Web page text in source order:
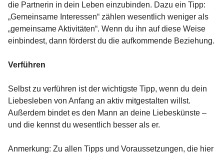
die Partnerin in dein Leben einzubinden. Dazu ein Tipp:
„Gemeinsame Interessen“ zählen wesentlich weniger als
„gemeinsame Aktivitäten“. Wenn du ihn auf diese Weise
einbindest, dann förderst du die aufkommende Beziehung.
Verführen
Selbst zu verführen ist der wichtigste Tipp, wenn du dein
Liebesleben von Anfang an aktiv mitgestalten willst.
Außerdem bindet es den Mann an deine Liebeskünste –
und die kennst du wesentlich besser als er.
Anmerkung: Zu allen Tipps und Voraussetzungen, die hier